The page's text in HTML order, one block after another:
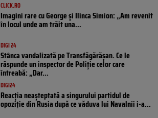
CLICK.RO
Imagini rare cu George și Ilinca Simion: „Am revenit
în locul unde am trăit una...
DIGI 24
Stânca vandalizată pe Transfăgărășan. Ce le
răspunde un inspector de Poliție celor care
întreabă: „Dar...
DIGI24
Reacția neașteptată a singurului partidul de
opoziţie din Rusia după ce văduva lui Navalnîi i-a...